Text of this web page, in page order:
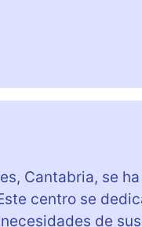
Cantabria, se ha
centro se
de sus